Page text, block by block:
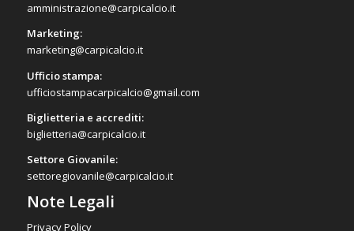
amministrazione@carpicalcio.it
Marketing:
marketing@carpicalcio.it
Ufficio stampa:
ufficiostampacarpicalcio@gmail.com
Biglietteria e accrediti:
biglietteria@carpicalcio.it
Settore Giovanile:
settoregiovanile@carpicalcio.it
Note Legali
Privacy Policy